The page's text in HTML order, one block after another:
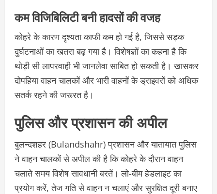
कम विजिबिलिटी बनी हादसों की वजह
कोहरे के कारण दृश्यता काफी कम हो गई है, जिससे सड़क
दुर्घटनाओं का खतरा बढ़ गया है। विशेषज्ञों का कहना है कि
थोड़ी सी लापरवाही भी जानलेवा साबित हो सकती है। खासकर
दोपहिया वाहन चालकों और भारी वाहनों के ड्राइवरों को अधिक
सतर्क रहने की जरूरत है।
पुलिस और प्रशासन की अपील
बुलन्दशहर (Bulandshahr) प्रशासन और यातायात पुलिस
ने वाहन चालकों से अपील की है कि कोहरे के दौरान वाहन
चलाते समय विशेष सावधानी बरतें। लो-बीम हेडलाइट का
प्रयोग करें, तेज गति से वाहन न चलाएं और सुरक्षित दूरी बनाए